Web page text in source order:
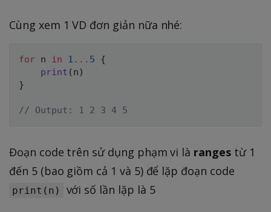
Cùng xem 1 VD đơn giản nữa nhé:
for n in 1 ... 5
{
print ( n )
}
// Output: 1 2 3 4 5
Đoạn code trên sử dụng phạm vi là rangestừ 1
đến 5 (bao giồm cả 1 và 5) để lặp đoạn code
print(n) với số lần lặp là 5